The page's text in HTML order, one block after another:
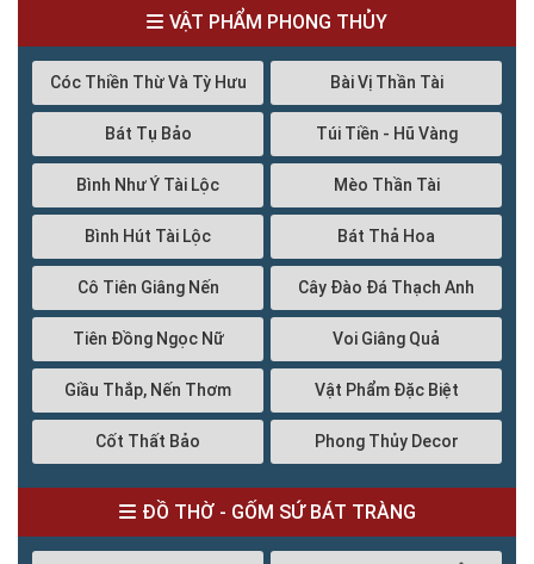
VẬT PHẨM PHONG THỦY
Cóc Thiền Thừ Và Tỳ Hưu Bài Vị Thần Tài
Bát Tụ Bảo Túi Tiền - Hũ Vàng
Bình Như Ý Tài Lộc Mèo Thần Tài
Bình Hút Tài Lộc Bát Thả Hoa
Cô Tiên Giâng Nến Cây Đào Đá Thạch Anh
Tiên Đồng Ngọc Nữ Voi Giâng Quả
Giầu Thắp, Nến Thơm Vật Phẩm Đặc Biệt
Cốt Thất Bảo Phong Thủy Decor
ĐỒ THỜ - GỐM SỨ BÁT TRÀNG